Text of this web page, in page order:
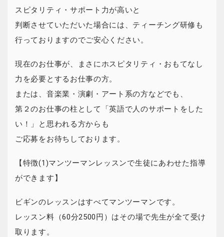
スピタリティ・サポート力が高いと
判断させていただいた場合には、ティーチング研修も
行っておりますのでご安心ください。
現在のお仕事が、まさにホスピタリティ・おもてなし
力を必要とするお仕事の方。
または、音楽業・演劇・アート系の方などでも、
第２のお仕事の柱として「英語で人のサポートをした
い！」と思われる方からも
ご応募をお待ちしております。
【特徴(1)マンツーマンレッスンで生徒にあわせた指導
ができます】
ビギンのレッスンはすべてマンツーマンです。
レッスン料（60分2500円）はその場で先生が全て受け
取ります。